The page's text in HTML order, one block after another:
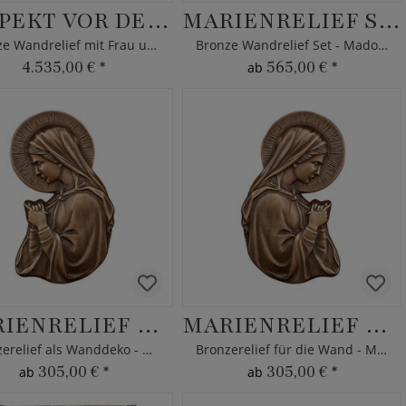
RESPEKT VOR DEM FEUER
Bronze Wandrelief mit Frau und Feuer
4.535,00 € *
MARIENRELIEF SET
Bronze Wandrelief Set - Madonnen
ab 565,00 € *
MARIENRELIEF LINKS
Bronzerelief als Wanddeko - Madonna
ab 305,00 € *
MARIENRELIEF RECHTS
Bronzerelief für die Wand - Madonna
ab 305,00 € *